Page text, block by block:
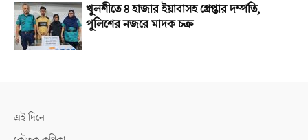
খুলশীতে ৪ হাজার ইয়াবাসহ গ্রেপ্তার দম্পতি,
পুলিশের নজরে মাদক চক্র
এই দিনে